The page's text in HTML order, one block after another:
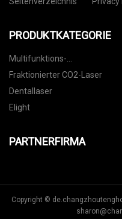
PRODUKTKATEGORIE
Multifunktions-
Schönheitsmaschine
Fraktionierter CO2-Laser
Dentallaser
Elight
PARTNERFIRMA
Copyright ©